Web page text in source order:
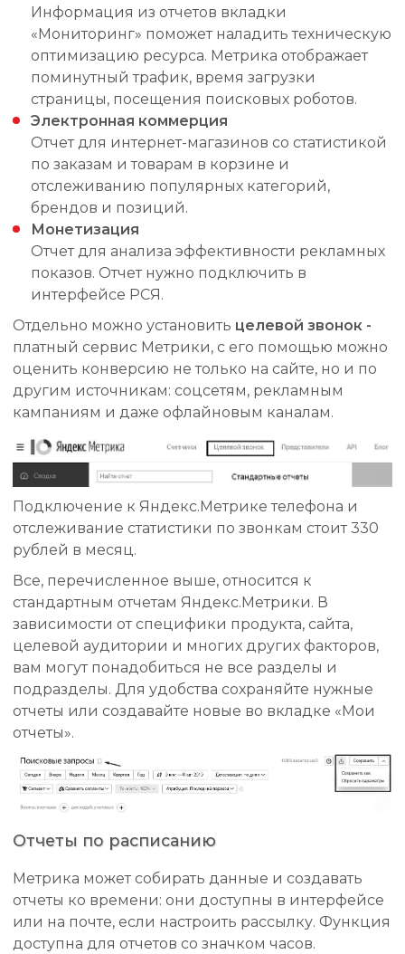
Информация из отчетов вкладки
«Мониторинг» поможет наладить техническую
оптимизацию ресурса. Метрика отображает
поминутный трафик, время загрузки
страницы, посещения поисковых роботов.
Электронная коммерция
Отчет для интернет-магазинов со статистикой
по заказам и товарам в корзине и
отслеживанию популярных категорий,
брендов и позиций.
Монетизация
Отчет для анализа эффективности рекламных
показов. Отчет нужно подключить в
интерфейсе РСЯ.
Отдельно можно установить целевой звонок -
платный сервис Метрики, с его помощью можно
оценить конверсию не только на сайте, но и по
другим источникам: соцсетям, рекламным
кампаниям и даже офлайновым каналам.
Подключение к Яндекс.Метрике телефона и
отслеживание статистики по звонкам стоит 330
рублей в месяц.
Все, перечисленное выше, относится к
стандартным отчетам Яндекс.Метрики. В
зависимости от специфики продукта, сайта,
целевой аудитории и многих других факторов,
вам могут понадобиться не все разделы и
подразделы. Для удобства сохраняйте нужные
отчеты или создавайте новые во вкладке «Мои
отчеты».
Отчеты по расписанию
Метрика может собирать данные и создавать
отчеты ко времени: они доступны в интерфейсе
или на почте, если настроить рассылку. Функция
доступна для отчетов со значком часов.